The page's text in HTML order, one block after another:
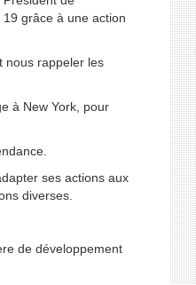
grâce à une action
nous rappeler les
à New York, pour
ses actions aux
diverses.
de développement